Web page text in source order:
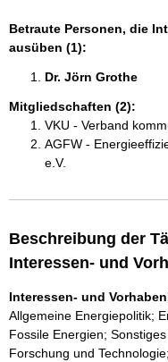
Betraute Personen, die
ausüben (1):
Dr. Jörn Grothe
Mitgliedschaften (2):
VKU - Verband
AGFW -
e.V.
Beschreibung der
Interessen- und
Interessen- und
Allgemeine Energiepolitik;
Fossile Energien;
Forschung und